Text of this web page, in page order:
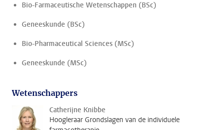
Bio-Farmaceutische Wetenschappen (BSc)
Geneeskunde (BSc)
Bio-Pharmaceutical Sciences (MSc)
Geneeskunde (MSc)
Wetenschappers
Catherijne Knibbe
Hoogleraar Grondslagen van de individuele